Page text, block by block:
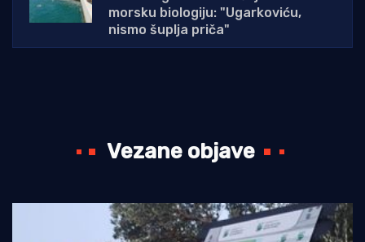
morsku biologiju: "Ugarkoviću,
nismo šuplja priča"
Vezane objave